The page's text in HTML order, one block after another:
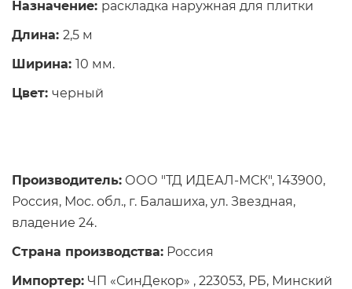
Назначение: раскладка наружная для плитки
Длина: 2,5 м
Ширина: 10 мм.
Цвет: черный
Производитель: ООО "ТД ИДЕАЛ-МСК", 143900,
Россия, Мос. обл., г. Балашиха, ул. Звездная,
владение 24.
Страна производства: Россия
Импортер: ЧП «СинДекор» , 223053, РБ, Минский